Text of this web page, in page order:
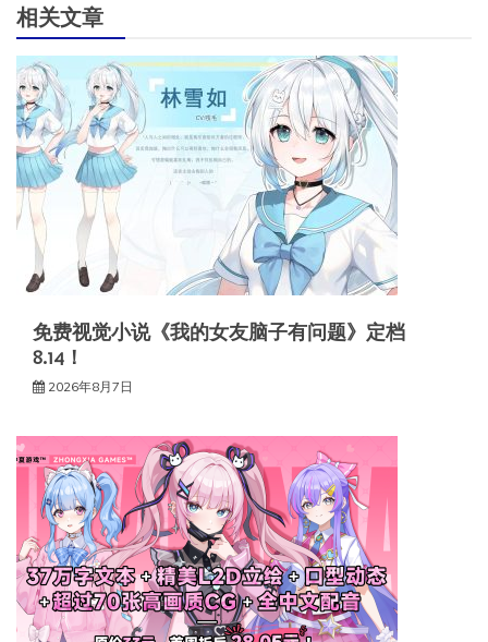
航
相关文章
免费视觉小说《我的女友脑子有问题》定档
8.14！
2026年8月7日